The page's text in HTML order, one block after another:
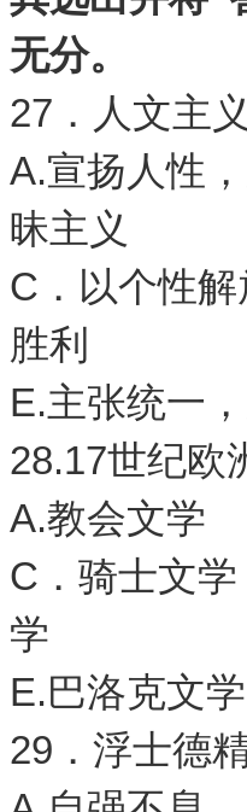
无分。
27．人文主
A.宣扬人
昧主义
C．以个
胜利
E.主张统一
28.17世纪欧
A.教
C．骑
学
E.巴洛克文学
29．浮士德